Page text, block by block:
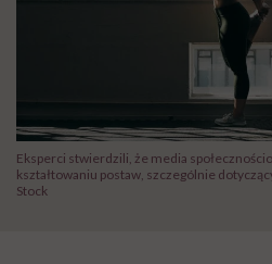
Eksperci stwierdzili, że media
kształtowaniu postaw, szczególnie
Stock